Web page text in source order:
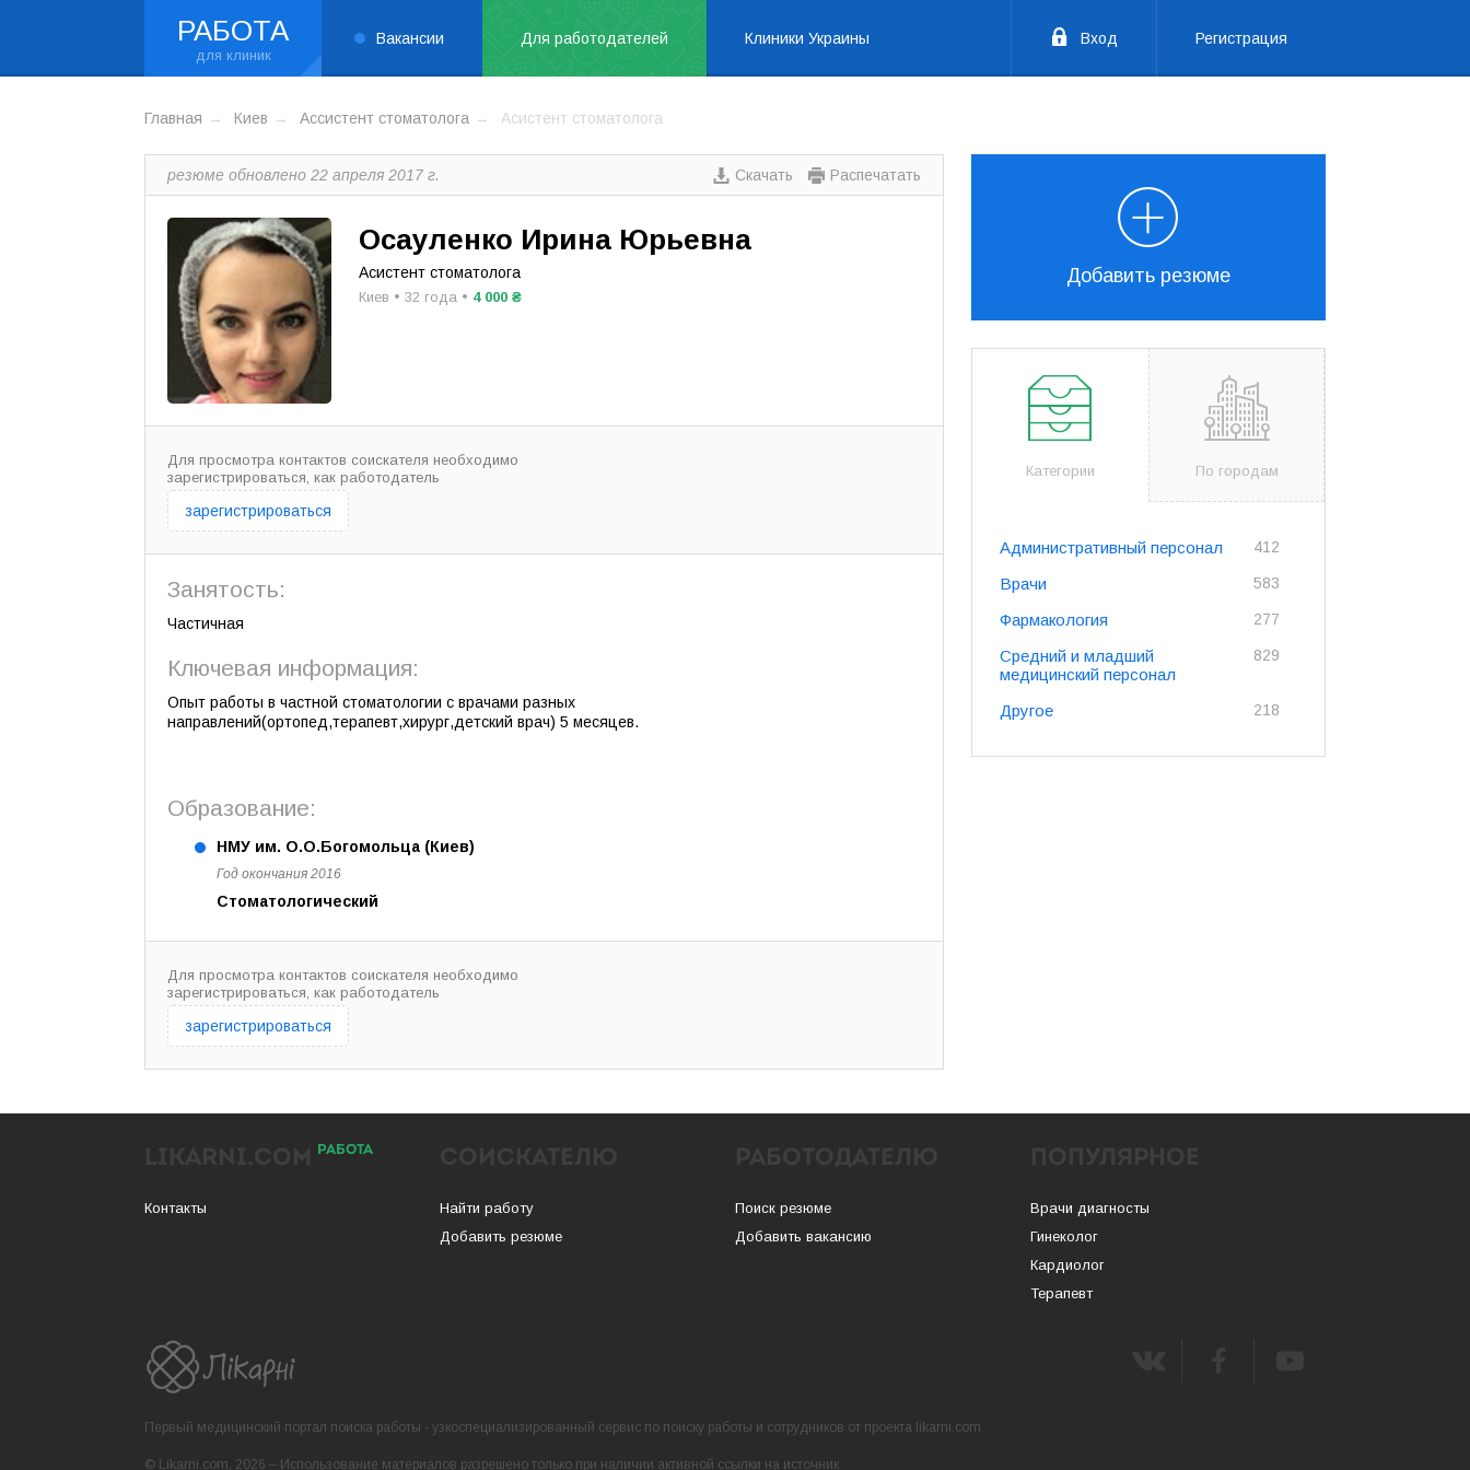
РАБОТА Вакансии Для работодателей Клиники Украины Вход Регистрация
Главная Киев Ассистент стоматолога Асистент стоматолога
резюме обновлено 22 апреля 2017 г. Скачать Распечатать
Осауленко Ирина Юрьевна
Асистент стоматолога
Киев • 32 года • 4 000 ₴
Для просмотра контактов соискателя необходимо
зарегистрироваться, как работодатель
зарегистрироваться
Занятость:
Частичная
Ключевая информация:
Опыт работы в частной стоматологии с врачами разных
направлений(ортопед,терапевт,хирург,детский врач) 5 месяцев.
Образование:
НМУ им. О.О.Богомольца (Киев)
Год окончания 2016
Стоматологический
Для просмотра контактов соискателя необходимо
зарегистрироваться, как работодатель
зарегистрироваться
Добавить резюме
Категории По городам
Административный персонал 412
Врачи 583
Фармакология 277
Средний и младший
медицинский персонал
829
Другое 218
РАБОТА
Контакты
Найти работу
Добавить резюме
Поиск резюме
Добавить вакансию
Врачи диагносты
Гинеколог
Кардиолог
Терапевт
Первый медицинский портал поиска работы - узкоспециализированный сервис по поиску работы и сотрудников от проекта likarni.com
© Likarni.com, 2026 – Использование материалов разрешено только при наличии активной ссылки на источник